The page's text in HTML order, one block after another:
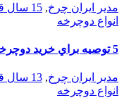
مدیر ایران چرخ, 15 سال قبل
انواع دوچرخه
5 توصيه براي خريد دوچرخه ورزشي
مدیر ایران چرخ, 13 سال قبل
انواع دوچرخه